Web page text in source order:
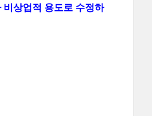
비상업적 용도로 수정하